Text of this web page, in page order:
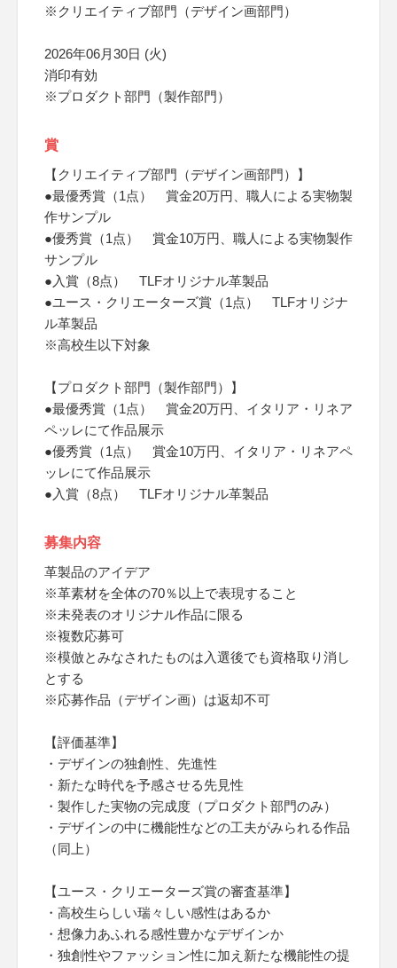
※クリエイティブ部門（デザイン画部門）
2026年06月30日 (火)
消印有効
※プロダクト部門（製作部門）
賞
【クリエイティブ部門（デザイン画部門）】
●最優秀賞（1点） 賞金20万円、職人による実物製
作サンプル
●優秀賞（1点） 賞金10万円、職人による実物製作
サンプル
●入賞（8点） TLFオリジナル革製品
●ユース・クリエーターズ賞（1点） TLFオリジナ
ル革製品
※高校生以下対象
【プロダクト部門（製作部門）】
●最優秀賞（1点） 賞金20万円、イタリア・リネア
ペッレにて作品展示
●優秀賞（1点） 賞金10万円、イタリア・リネアペ
ッレにて作品展示
●入賞（8点） TLFオリジナル革製品
募集内容
革製品のアイデア
※革素材を全体の70％以上で表現すること
※未発表のオリジナル作品に限る
※複数応募可
※模倣とみなされたものは入選後でも資格取り消し
とする
※応募作品（デザイン画）は返却不可
【評価基準】
・デザインの独創性、先進性
・新たな時代を予感させる先見性
・製作した実物の完成度（プロダクト部門のみ）
・デザインの中に機能性などの工夫がみられる作品
（同上）
【ユース・クリエーターズ賞の審査基準】
・高校生らしい瑞々しい感性はあるか
・想像力あふれる感性豊かなデザインか
・独創性やファッション性に加え新たな機能性の提